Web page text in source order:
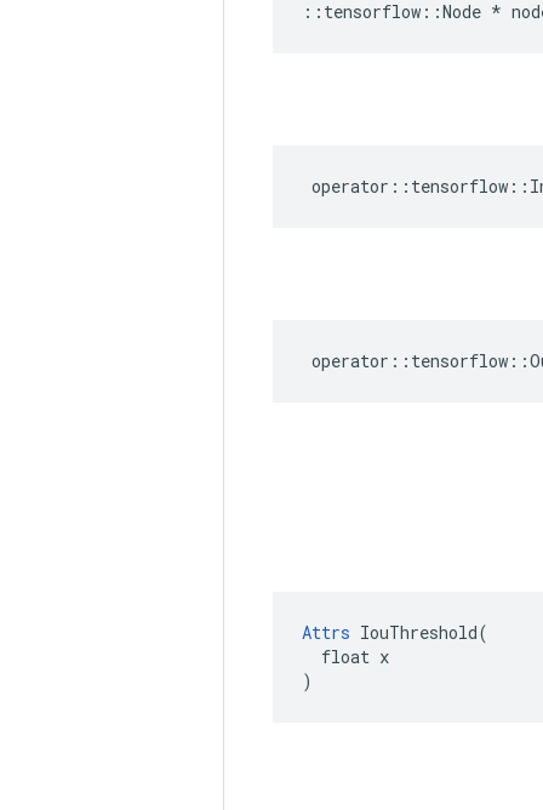
:: tensorflow ::Node *
operator :: tensorflow ::
operator :: tensorflow ::
Attrs IouThreshold(
  float x
)